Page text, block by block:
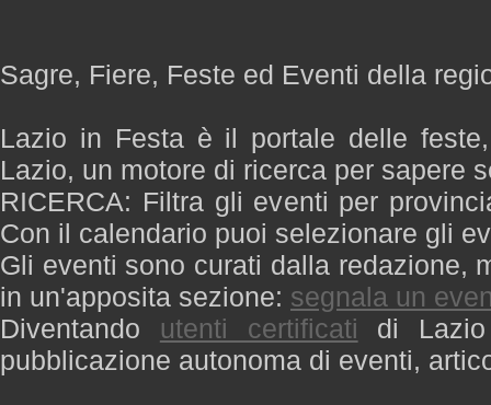
Sagre, Fiere, Feste ed Eventi della
Lazio in Festa è il portale delle
Lazio, un motore di ricerca per sapere
RICERCA: Filtra gli eventi per
Con il calendario puoi selezionare gli
Gli eventi sono curati dalla redazione,
in un'apposita sezione: segnala un
Diventando utenti certificati di
pubblicazione autonoma di eventi,